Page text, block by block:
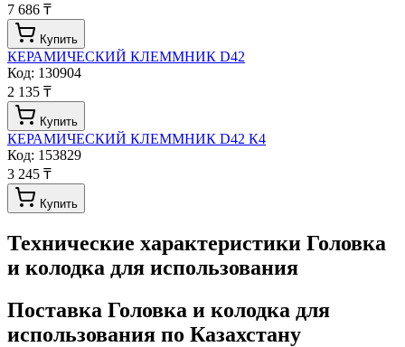
7 686 ₸
Купить
КЕРАМИЧЕСКИЙ КЛЕММНИК D42
Код: 130904
2 135 ₸
Купить
КЕРАМИЧЕСКИЙ КЛЕММНИК D42 К4
Код: 153829
3 245 ₸
Купить
Технические характеристики Головка
и колодка для использования
Поставка Головка и колодка для
использования по Казахстану